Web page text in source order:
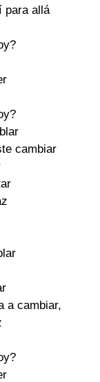
para allá
cambiar
a cambiar,